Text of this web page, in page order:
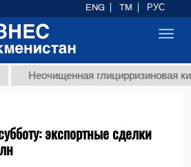
Неочищенная глицирризиновая кислота
экспортные сделки
ENG TM РУС